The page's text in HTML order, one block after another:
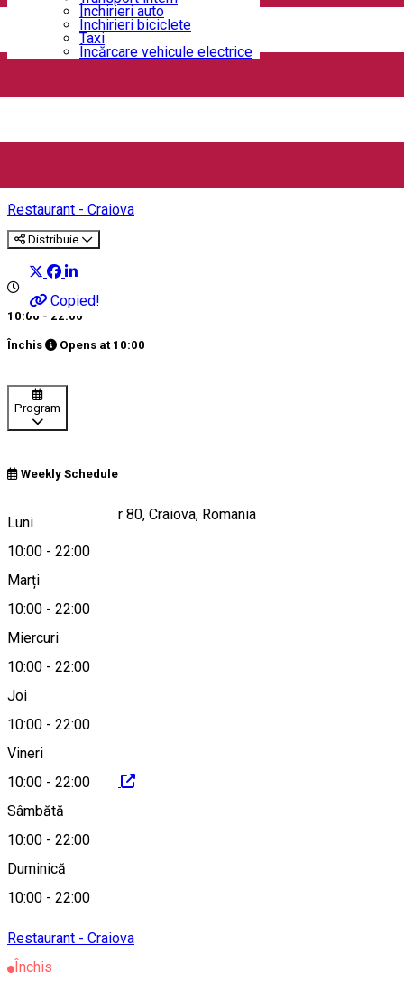
English
Închirieri auto
Închirieri biciclete
Taxi
Încărcare vehicule electrice
Restaurant - Craiova
Distribuie
Copied!
10:00 - 22:00
Închis Opens at 10:00
Program
Weekly Schedule
Luni
10:00 - 22:00
Marți
10:00 - 22:00
Miercuri
10:00 - 22:00
Joi
10:00 - 22:00
Vineri
10:00 - 22:00
Sâmbătă
10:00 - 22:00
Duminică
10:00 - 22:00
Calea București, nr 80, Craiova, Romania
Hartă
https://mcgrill.ro/
Despre
Alte sugestii
Restaurant - Craiova
Închis